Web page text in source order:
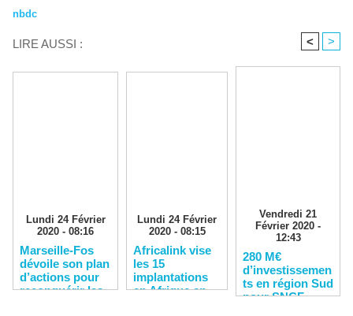
nbdc
LIRE AUSSI : < >
Lundi 24 Février
2020 - 08:16
Marseille-Fos
dévoile son plan
d’actions pour
reconquérir les
Lundi 24 Février
2020 - 08:15
Africalink vise
les 15
implantations
en Afrique en
Vendredi 21
Février 2020 -
12:43
280 M€
d’investissemen
ts en région Sud
pour SNCF